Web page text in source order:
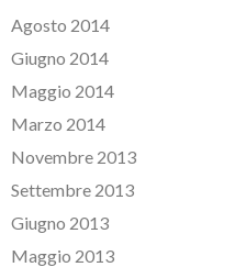
Agosto 2014
Giugno 2014
Maggio 2014
Marzo 2014
Novembre 2013
Settembre 2013
Giugno 2013
Maggio 2013